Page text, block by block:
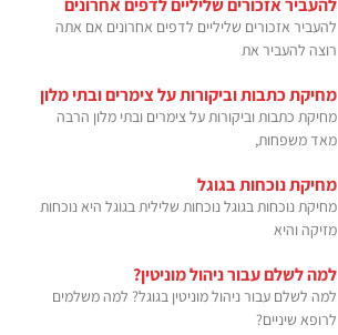
להעביר אזכורים שליליים לדפים אחרונים
להעביר אזכורים שליליים לדפים אחרונים אם אתה
רוצה להעביר את
מחיקת כתבות וביקורות על צימרים ובתי מלון
מחיקת כתבות וביקורות על צימרים ובתי מלון הרבה
מאד משפחות,
מחיקת נוכחות בגוגל
מחיקת נוכחות בגוגל נוכחות שלילית בגוגל היא נוכחות
מזיקה והיא
למה לשלם עבור ניהול מוניטין?
למה לשלם עבור ניהול מוניטין בגוגל? למה משלמים
לרופא שיניים?